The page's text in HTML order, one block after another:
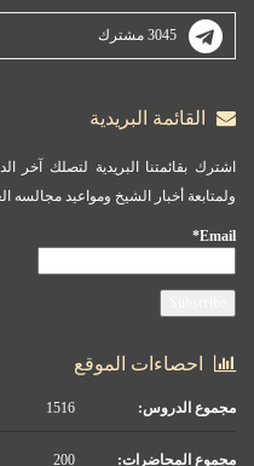
3045 مشترك
القائمة البريدية
اشترك بقائمتنا البريدية لتصلك آخر
ولمتابعة أخبار الشيخ ومواعيد مجالسه
Email*
احصاءات الموقع
مجموع الدروس:
مجموع المحاضرات: